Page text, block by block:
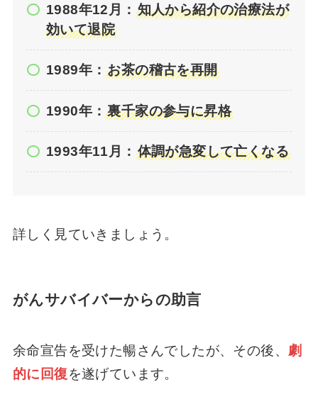
1988年12月： 知人から紹介の治療法が
効いて退院
1989年：お茶の稽古を再開
1990年：裏千家の参与に昇格
1993年11月： 体調が急変して亡くなる
詳しく見ていきましょう。
がんサバイバーからの助言
余命宣告を受けた暢さんでしたが、その後、 劇
的に回復を遂げています。